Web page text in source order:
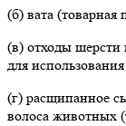
(б) вата
(в) отходы шерсти
для
(г) расщипанное
волоса животных